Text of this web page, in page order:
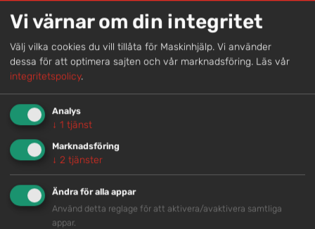
Lokal kompetens
Genom att samla våra medarbetare lokalt erbjuder vi
helhetslösningar.
Snabb service
Vi har tillgänglig personal som är redo att hjälpa dig.
Trygg rådgivning
Våra hjälpsamma medarbetare är experter inom
branschen.
Vi värnar om din integritet
Välj vilka cookies du vill tillåta för Maskinhjälp. Vi använder
dessa för att optimera sajten och vår marknadsföring. Läs vår
integritetspolicy.
Analys
↓ 1 tjänst
Marknadsföring
↓ 2 tjänster
Ändra för alla appar
Använd detta reglage för att aktivera/avaktivera samtliga
appar.